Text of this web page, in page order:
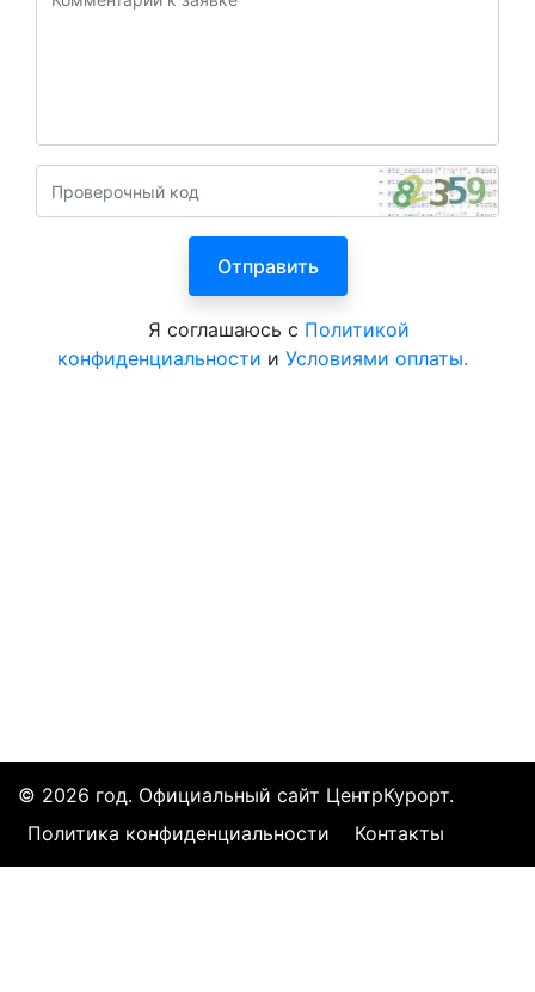
Я соглашаюсь с Политикой
конфиденциальности и Условиями оплаты.
© 2026 год. Официальный сайт ЦентрКурорт.
Политика конфиденциальности
Контакты